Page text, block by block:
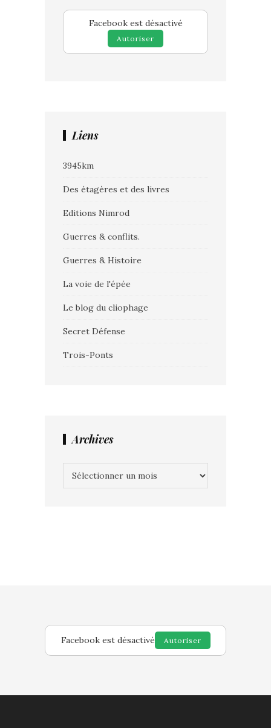
Facebook est désactivé
Autoriser
Liens
3945km
Des étagères et des livres
Editions Nimrod
Guerres & conflits.
Guerres & Histoire
La voie de l'épée
Le blog du cliophage
Secret Défense
Trois-Ponts
Archives
Facebook est désactivé Autoriser